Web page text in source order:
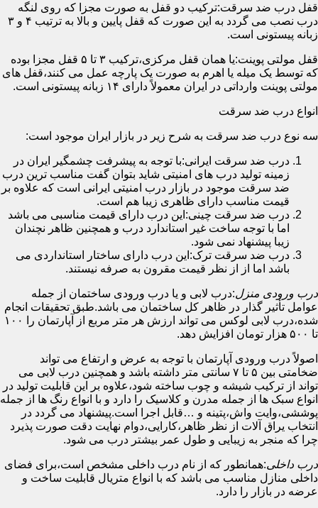
قفل درب ضد سرقت:ترکیب دو قفل به صورت مجزا که روی لنگه
درب نصب می گردد به این صورت که قفل پایین و بالا به ترتیب ۴ و ۳
زبانه پیستونی است.
قفل مولتی پوینت:یا همان قفل مرکزی،ترکیب ۳ تا ۵ قفل مجزا بوده
که توسط یک میله یا اهرم به صورت یک پارچه عمل می کنند،قفل های
مولتی پوینت وارداتی در ایران معمولاً دارای ۱۴ زبانه پیستونی است.
انواع درب ضد سرقت
سه نوع درب ضد سرقت به شرح زیر در بازار ایران موجود است:
درب ضد سرقت ایرانی:با توجه به پیشرفت چشمگیر ایران در
زمینه تولید درب های امنیتی شاید بتوان گفت مناسب ترین درب
ضد سرقت موجود در بازار درب امنیتی ایرانی است که علاوه بر
قیمت مناسب دارای ظاهری زیبا هم است.
درب ضد سرقت چینی:این درب دارای قیمت مناسبی می باشد
اما با توجه ساخت غیر استاندارد درب و همچنین ظاهر نچندان
زیبا پیشنهاد نمی شود.
درب ضد سرقت ترک:این درب دارای ساختار استانداردی می
باشد اما از از نظر قیمت مقرون به صرفه نیستند.
درب ورودی منزل:درب لابی و یا درب ورودی ساختمان از جمله
عوامل تأثیر گذار در ظاهر کل ساختمان می باشد.طبق تحقیقات انجام
شده،درب لابی لوکس می تواند ارزش هر متر مربع از آپارتمان را ۱۰۰
تا ۵۰۰ هزار تومان افزایش دهد.
اصولاً درب ورودی آپارتمان با توجه به عرض و ارتفاع می تواند
ضخامتی بین ۵ تا ۷ سانتی متر داشته باشد و همچنین درب لابی می
تواند از ترکیب شیشه و چوب ساخته شود،علاوه بر این قابلیت تولید در
انواع سبک ها از جمله مدرن و کلاسیک را دارد و با انواع رنگ ها از جمله
پوششی،وایت واش،پتینه و …قابل اجرا است.پیشنهاد می گردد در
انتخاب یراق آلات از نظر ظاهر،کارایی،دوام نهایت دقت صورت پذیرد
چرا که منجر به زیبایی و طول عمر بیشتر درب می شود.
درب داخلی:همانطور که از نام درب داخلی مشخص است،برای فضای
داخلی منازل مناسب می باشد که با انواع متریال قابلیت ساخت و
عرضه در بازار را دارد.